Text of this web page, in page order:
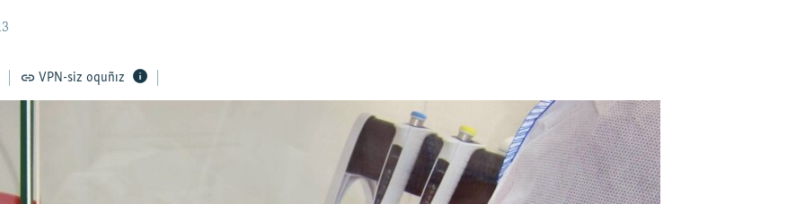
VPN-siz oquñız